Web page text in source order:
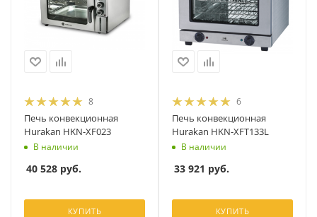
8
Печь конвекционная
Hurakan HKN-XF023
В наличии
40 528 руб.
КУПИТЬ
6
Печь конвекционная
Hurakan HKN-XFT133L
В наличии
33 921 руб.
КУПИТЬ